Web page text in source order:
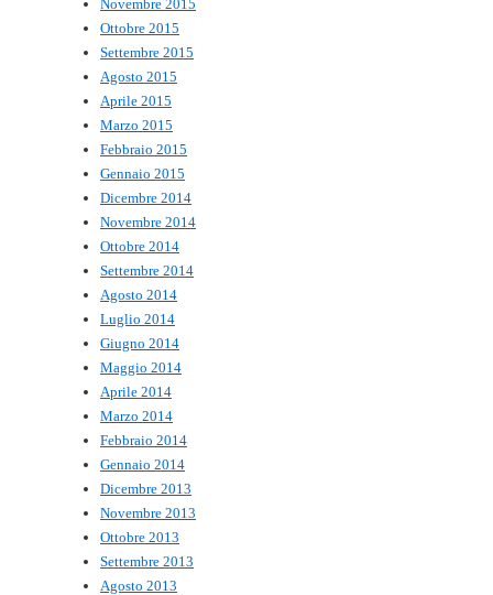
Novembre 2015
Ottobre 2015
Settembre 2015
Agosto 2015
Aprile 2015
Marzo 2015
Febbraio 2015
Gennaio 2015
Dicembre 2014
Novembre 2014
Ottobre 2014
Settembre 2014
Agosto 2014
Luglio 2014
Giugno 2014
Maggio 2014
Aprile 2014
Marzo 2014
Febbraio 2014
Gennaio 2014
Dicembre 2013
Novembre 2013
Ottobre 2013
Settembre 2013
Agosto 2013